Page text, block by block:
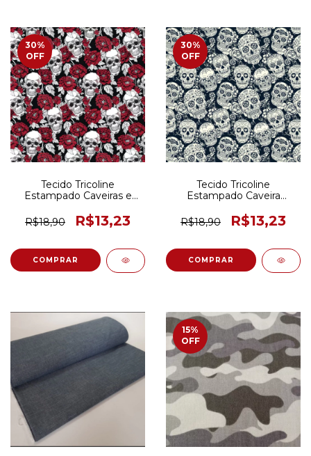
30%
OFF
Tecido Tricoline
Estampado Caveiras e
R$18,90
R$13,23
30%
OFF
Tecido Tricoline
Estampado Caveira
150CM
R$18,90 R$13,23
15%
OFF